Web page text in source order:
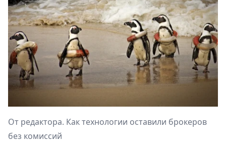
От редактора. Как технологии оставили брокеров
без комиссий